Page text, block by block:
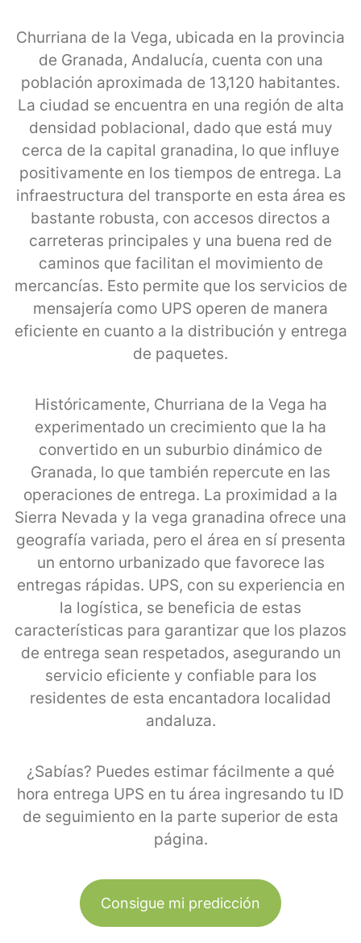
Churriana de la Vega, ubicada en la provincia
de Granada, Andalucía, cuenta con una
población aproximada de 13,120 habitantes.
La ciudad se encuentra en una región de alta
densidad poblacional, dado que está muy
cerca de la capital granadina, lo que influye
positivamente en los tiempos de entrega. La
infraestructura del transporte en esta área es
bastante robusta, con accesos directos a
carreteras principales y una buena red de
caminos que facilitan el movimiento de
mercancías. Esto permite que los servicios de
mensajería como UPS operen de manera
eficiente en cuanto a la distribución y entrega
de paquetes.
Históricamente, Churriana de la Vega ha
experimentado un crecimiento que la ha
convertido en un suburbio dinámico de
Granada, lo que también repercute en las
operaciones de entrega. La proximidad a la
Sierra Nevada y la vega granadina ofrece una
geografía variada, pero el área en sí presenta
un entorno urbanizado que favorece las
entregas rápidas. UPS, con su experiencia en
la logística, se beneficia de estas
características para garantizar que los plazos
de entrega sean respetados, asegurando un
servicio eficiente y confiable para los
residentes de esta encantadora localidad
andaluza.
¿Sabías? Puedes estimar fácilmente a qué
hora entrega UPS en tu área ingresando tu ID
de seguimiento en la parte superior de esta
página.
Consigue mi predicción